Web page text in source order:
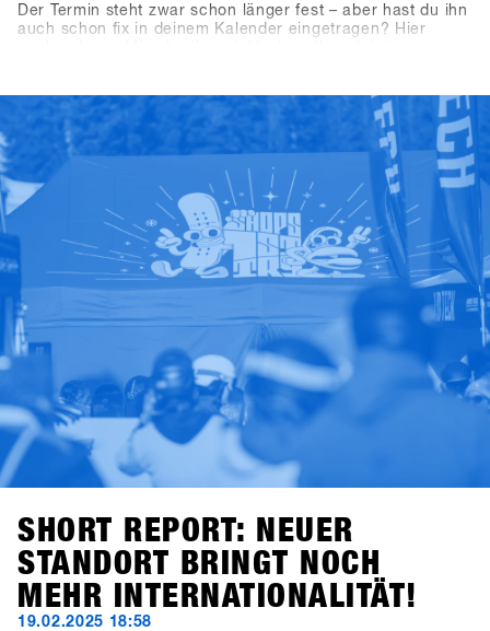
Der Termin steht zwar schon länger fest – aber hast du ihn
auch schon fix in deinem Kalender eingetragen? Hier
Buchungsschluss für ausstellende Brands ist der 19.
September 2025, die Registrierung für Shops öffnet am 7.
November 2025.Unser Tipp für alle Shops: Meldet euch
innerhalb der ersten drei Wochen an – dann profitiert ihr
vom Early Bird Package mit 2×2-Tages-Lifttickets und
Getränkevouchers für zwei Crewmitglieder eures Shops.
Gültig für alle Anmeldungen bis spätestens 28. November
2025.Good Times mit Shredden, Checken, Fachsimpeln
und High-Fives – das entspannteste Business-Meeting des
Jahres darfst du auf keinen Fall verpassen. Wir sehen uns
in Hochfügen!
SHORT REPORT: NEUER
STANDORT BRINGT NOCH
MEHR INTERNATIONALITÄT!
19.02.2025 18:58